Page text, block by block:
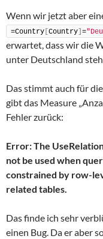
Wenn wir jetzt aber
=Country Country =
erwartet, dass wir die
unter Deutschland
Das stimmt auch für
gibt das Measure
Fehler zurück:
Error: The
not be used when
constrained by row-
related tables.
Das finde ich sehr
einen Bug. Da er aber